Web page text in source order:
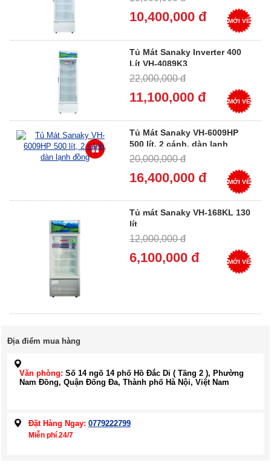
10,400,000 đ MỚI VỀ
Tủ Mát Sanaky Inverter 400
Lít VH-4089K3
22,000,000 đ
11,100,000 đ MỚI VỀ
Tủ Mát Sanaky VH-6009HP
500 lít, 2 cánh, dàn lạnh
đồng
20,000,000 đ
16,400,000 đ MỚI VỀ
Tủ mát Sanaky VH-168KL 130
lít
12,000,000 đ
6,100,000 đ MỚI VỀ
Địa điểm mua hàng
Văn phòng: Số 14 ngõ 14 phố Hồ Đắc Di ( Tầng 2 ), Phường
Nam Đồng, Quận Đống Đa, Thành phố Hà Nội, Việt Nam
Đặt Hàng Ngay: 0779222799
Miễn phí 24/7